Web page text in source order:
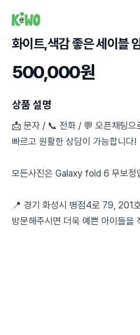
화이트,색감 좋은 세이블
500,000원
상품 설명
📩 문자 / 📞 전화 / 💬 오픈채팅으
빠르고 원활한 상담이 가능합니다!
모든사진은 Galaxy fold 6 무보정
📍 경기 화성시 병점4로 79, 201
방문해주시면 더욱 예쁜 아이들을